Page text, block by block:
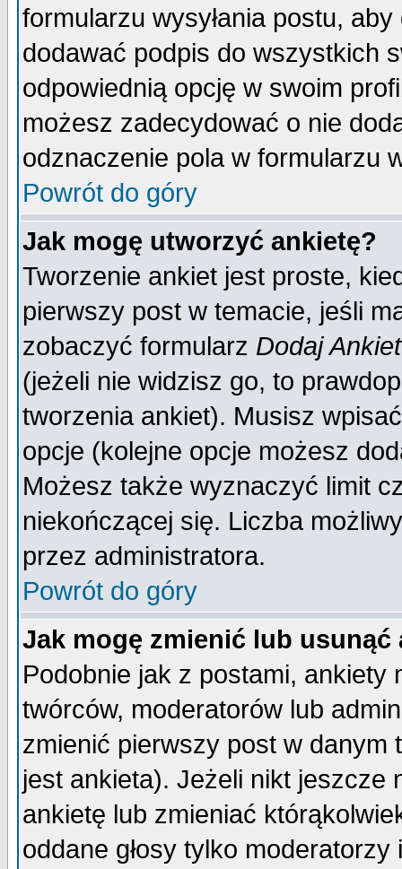
formularzu wysyłania postu,
dodawać podpis do wszystkich
odpowiednią opcję w swoim
możesz zadecydować o nie
odznaczenie pola w formularzu
Powrót do góry
Jak mogę utworzyć ankietę?
Tworzenie ankiet jest proste,
pierwszy post w temacie, jeśli
zobaczyć formularz Dodaj
(jeżeli nie widzisz go, to
tworzenia ankiet). Musisz
opcje (kolejne opcje możesz
Możesz także wyznaczyć limit
niekończącej się. Liczba
przez administratora.
Powrót do góry
Jak mogę zmienić lub usunąć
Podobnie jak z postami,
twórców, moderatorów lub
zmienić pierwszy post w
jest ankieta). Jeżeli nikt jeszcze
ankietę lub zmieniać
oddane głosy tylko